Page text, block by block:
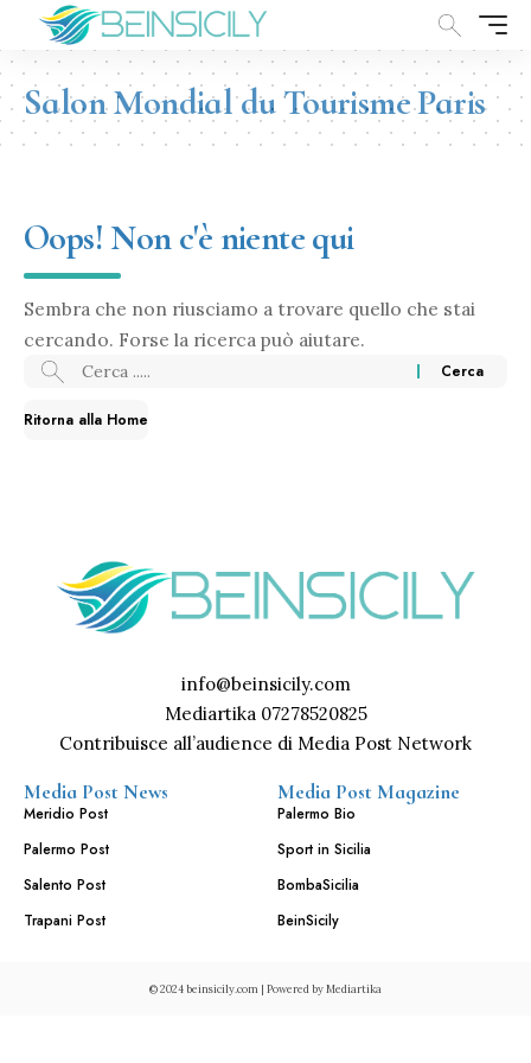
Salon Mondial du Tourisme Paris
Oops! Non c'è niente qui
Sembra che non riusciamo a trovare quello che stai
cercando. Forse la ricerca può aiutare.
Ritorna alla Home
info@beinsicily.com
Mediartika 07278520825
Contribuisce all’audience di Media Post Network
Media Post News
Meridio Post
Palermo Post
Salento Post
Trapani Post
Media Post Magazine
Palermo Bio
Sport in Sicilia
BombaSicilia
BeinSicily
© 2024 beinsicily.com | Powered byMediartika